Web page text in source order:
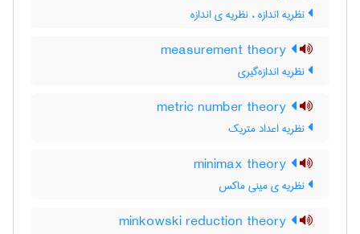
نظریه اندازه ، نظریه ی اندازه
نظریه اندازه‌گیری
نظریه اعداد متریک
نظریه ی مینی ماکس